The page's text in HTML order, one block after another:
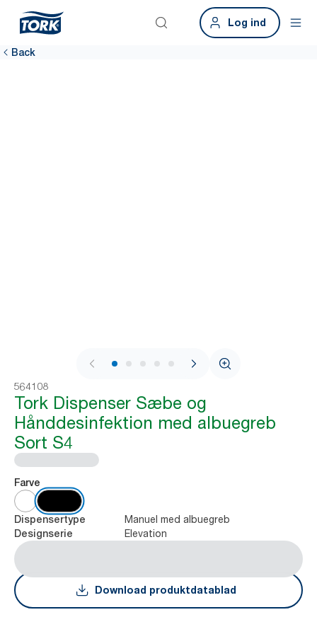
Log ind
Back
1 / 6
564108
Tork Dispenser Sæbe og
Hånddesinfektion med albuegreb
Sort S4
Farve
Dispensertype Manuel med albuegreb
Designserie Elevation
Download produktdatablad